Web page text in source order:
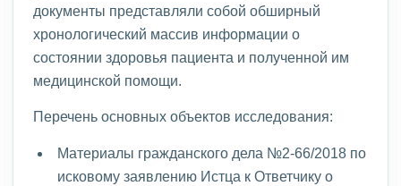
документы представляли собой обширный
хронологический массив информации о
состоянии здоровья пациента и полученной им
медицинской помощи.
Перечень основных объектов исследования:
Материалы гражданского дела №2-66/2018 по
исковому заявлению Истца к Ответчику о